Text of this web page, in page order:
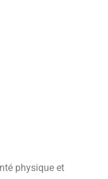
physique et